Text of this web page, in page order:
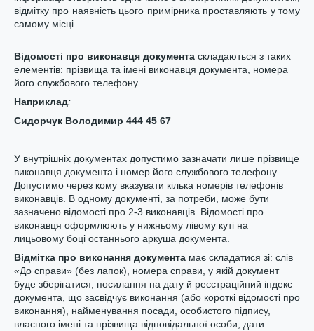
відмітку про наявність цього примірника проставляють у тому
самому місці.
Відомості про виконавця документа складаються з таких
елементів: прізвища та імені виконавця документа, номера
його службового телефону.
Наприклад:
Сидорчук Володимир 444 45 67
У внутрішніх документах допустимо зазначати лише прізвище
виконавця документа і номер його службового телефону.
Допустимо через кому вказувати кілька номерів телефонів
виконавців. В одному документі, за потреби, може бути
зазначено відомості про 2-3 виконавців. Відомості про
виконавця оформлюють у нижньому лівому куті на
лицьовому боці останнього аркуша документа.
Відмітка про виконання документа має складатися зі: слів
«До справи» (без лапок), номера справи, у якій документ
буде зберігатися, посилання на дату й реєстраційний індекс
документа, що засвідчує виконання (або короткі відомості про
виконання), найменування посади, особистого підпису,
власного імені та прізвища відповідальної особи, дати